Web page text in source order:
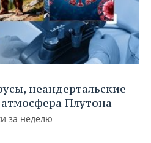
неандертальские
Плутона
за неделю